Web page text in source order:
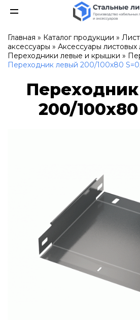
Главная » Каталог продукции »
аксессуары » Аксессуары листовых
Переходники левые и крышки »
Переходник левый 200/100х80
200/